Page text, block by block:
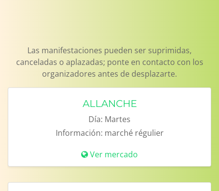
Las manifestaciones pueden ser suprimidas,
canceladas o aplazadas; ponte en contacto con los
organizadores antes de desplazarte.
ALLANCHE
Día: Martes
Información: marché régulier
Ver mercado